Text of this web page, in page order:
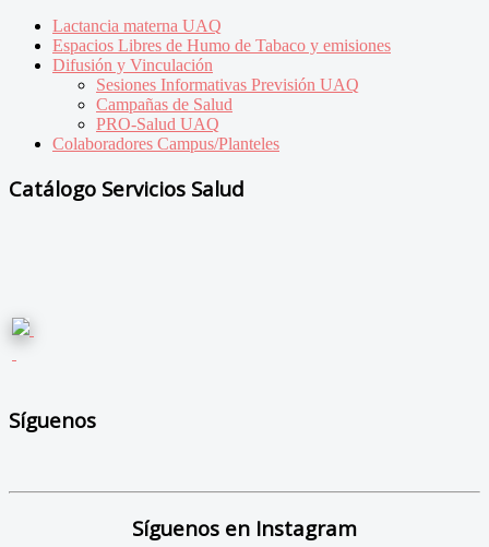
Lactancia materna UAQ
Espacios Libres de Humo de Tabaco y emisiones
Difusión y Vinculación
Sesiones Informativas Previsión UAQ
Campañas de Salud
PRO-Salud UAQ
Colaboradores Campus/Planteles
Catálogo Servicios Salud
Síguenos
Síguenos en Instagram